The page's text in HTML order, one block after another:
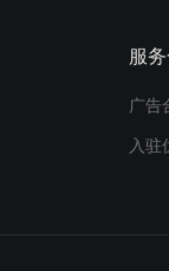
服
广告
入驻